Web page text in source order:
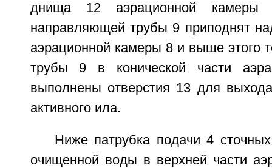
днища 12 аэрационной
направляющей трубы 9 приподнят
аэрационной камеры 8 и выше этого
трубы 9 в конической части
выполнены отверстия 13 для
активного ила.
Ниже патрубка подачи 4
очищенной воды в верхней части